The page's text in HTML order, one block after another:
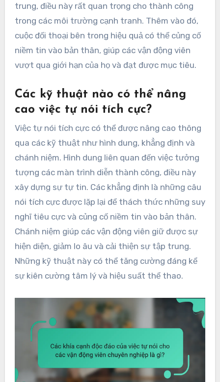
trung, điều này rất quan trọng cho thành công
trong các môi trường cạnh tranh. Thêm vào đó,
cuộc đối thoại bên trong hiệu quả có thể củng cố
niềm tin vào bản thân, giúp các vận động viên
vượt qua giới hạn của họ và đạt được mục tiêu.
Các kỹ thuật nào có thể nâng
cao việc tự nói tích cực?
Việc tự nói tích cực có thể được nâng cao thông
qua các kỹ thuật như hình dung, khẳng định và
chánh niệm. Hình dung liên quan đến việc tưởng
tượng các màn trình diễn thành công, điều này
xây dựng sự tự tin. Các khẳng định là những câu
nói tích cực được lặp lại để thách thức những suy
nghĩ tiêu cực và củng cố niềm tin vào bản thân.
Chánh niệm giúp các vận động viên giữ được sự
hiện diện, giảm lo âu và cải thiện sự tập trung.
Những kỹ thuật này có thể tăng cường đáng kể
sự kiên cường tâm lý và hiệu suất thể thao.